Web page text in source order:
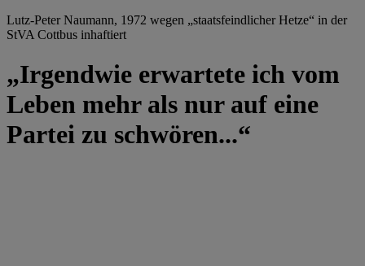
Lutz-Peter Naumann, 1972 wegen „staatsfeindlicher Hetze“ in der
StVA Cottbus inhaftiert
„Irgendwie erwartete ich vom
Leben mehr als nur auf eine
Partei zu schwören...“